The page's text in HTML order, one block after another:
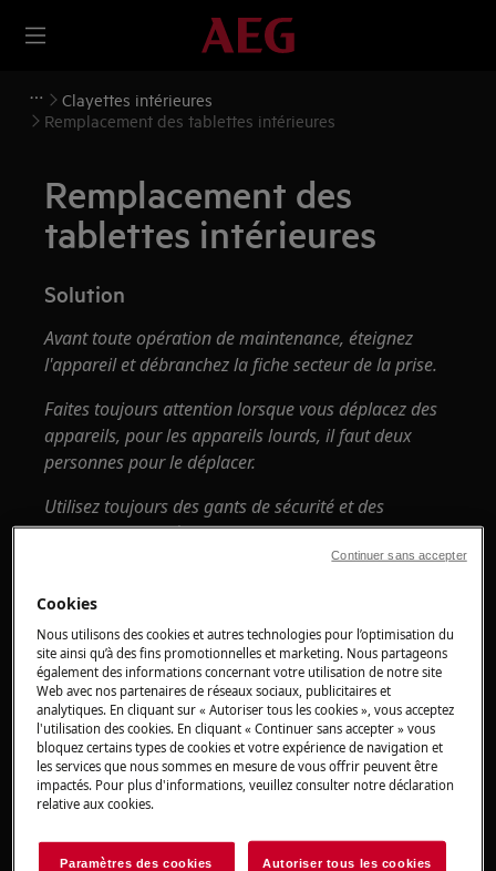
Clayettes intérieures
Remplacement des tablettes intérieures
Remplacement des
tablettes intérieures
Solution
Avant toute opération de maintenance, éteignez
l'appareil et débranchez la fiche secteur de laprise.
Faites toujours attention lorsque vous déplacez des
appareils, pour les appareils lourds, il faut deux
personnes pour le déplacer.
Utilisez toujours des gants de sécurité et des
chaussures fermées.
non professionnelle peut avoir des conséquences sur
la sécurité si elle n'est pas effectuée correctement
RemplacementInterior étagères
Il existe différents types d'étagères, et la
description et les images permettent d'identifier
l'étagère et le processus de remplacement
correspondant.
Étagères mobiles
Cookies
Nous utilisons des cookies et autres technologies pour l’optimisation du
site ainsi qu’à des fins promotionnelles et marketing. Nous partageons
également des informations concernant votre utilisation de notre site
Web avec nos partenaires de réseaux sociaux, publicitaires et
analytiques. En cliquant sur « Autoriser tous les cookies », vous acceptez
l'utilisation des cookies. En cliquant « Continuer sans accepter » vous
bloquez certains types de cookies et votre expérience de navigation et
les services que nous sommes en mesure de vous offrir peuvent être
impactés. Pour plus d'informations, veuillez consulter notre déclaration
relative aux cookies.
Paramètres des cookies Autoriser tous les cookies
Continuer sans accepter